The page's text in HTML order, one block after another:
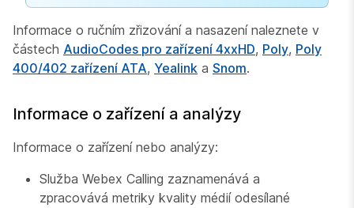
Informace o ručním zřizování a nasazení naleznete v
částech AudioCodes pro zařízení 4xxHD, Poly, Poly
400/402 zařízení ATA, Yealink a Snom.
Informace o zařízení a analýzy
Informace o zařízení nebo analýzy:
Služba Webex Calling zaznamenává a
zpracovává metriky kvality médií odesílané